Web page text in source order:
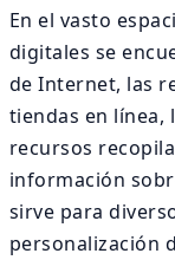
En el vasto
digitales se
de Internet, las
tiendas en línea,
recursos
información
sirve para
personalización